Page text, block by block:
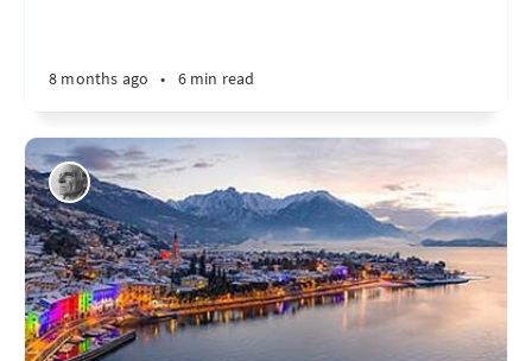
8 months ago • 6 min read